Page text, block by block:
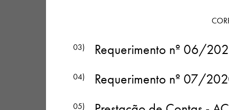
03) Requerimento nº 06/
04) Requerimento nº 07/
05)